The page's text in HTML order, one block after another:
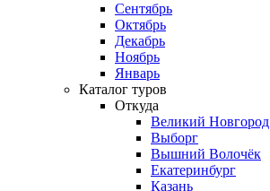
Сентябрь
Октябрь
Декабрь
Ноябрь
Январь
Каталог туров
Откуда
Великий Новгород
Выборг
Вышний Волочёк
Екатеринбург
Казань